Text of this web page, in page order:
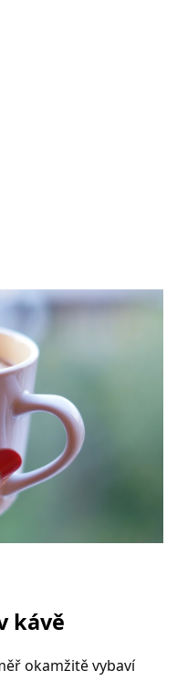
kávě
okamžitě vybaví